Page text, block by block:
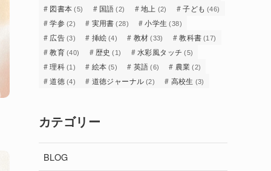
図書本 (5) 国語 (2) 地上 (2) 子ども (46)
学参 (2) 実用書 (28) 小学生 (38)
広告 (3) 挿絵 (4) 教材 (33) 教科書 (17)
教育 (40) 歴史 (1) 水彩風タッチ (5)
理科 (1) 絵本 (5) 英語 (6) 農業 (2)
道徳 (4) 道徳ジャーナル (2) 高校生 (3)
カテゴリー
BLOG